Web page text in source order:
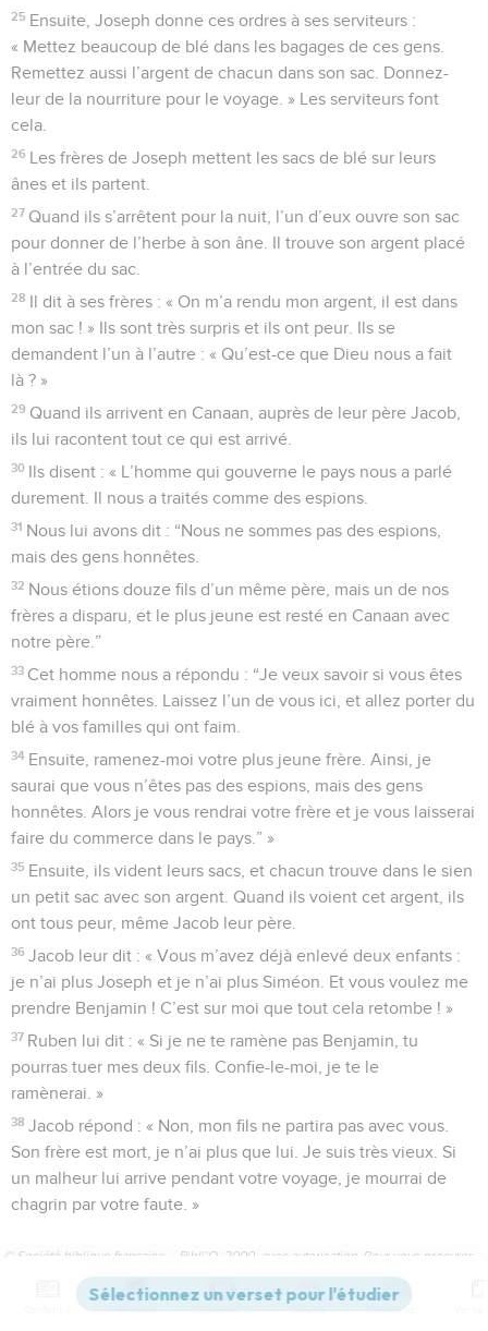
25 Ensuite, Joseph donne ces ordres à ses serviteurs :
« Mettez beaucoup de blé dans les bagages de ces gens.
Remettez aussi l’argent de chacun dans son sac. Donnez-
leur de la nourriture pour le voyage. » Les serviteurs font
cela.
26 Les frères de Joseph mettent les sacs de blé sur leurs
ânes et ils partent.
27 Quand ils s’arrêtent pour la nuit, l’un d’eux ouvre son sac
pour donner de l’herbe à son âne. Il trouve son argent placé
à l’entrée du sac.
28 Il dit à ses frères : « On m’a rendu mon argent, il est dans
mon sac ! » Ils sont très surpris et ils ont peur. Ils se
demandent l’un à l’autre : « Qu’est-ce que Dieu nous a fait
là ? »
29 Quand ils arrivent en Canaan, auprès de leur père Jacob,
ils lui racontent tout ce qui est arrivé.
30 Ils disent : « L’homme qui gouverne le pays nous a parlé
durement. Il nous a traités comme des espions.
31 Nous lui avons dit : “Nous ne sommes pas des espions,
mais des gens honnêtes.
32 Nous étions douze fils d’un même père, mais un de nos
frères a disparu, et le plus jeune est resté en Canaan avec
notre père.”
33 Cet homme nous a répondu : “Je veux savoir si vous êtes
vraiment honnêtes. Laissez l’un de vous ici, et allez porter du
blé à vos familles qui ont faim.
34 Ensuite, ramenez-moi votre plus jeune frère. Ainsi, je
saurai que vous n’êtes pas des espions, mais des gens
honnêtes. Alors je vous rendrai votre frère et je vous laisserai
faire du commerce dans le pays.” »
35 Ensuite, ils vident leurs sacs, et chacun trouve dans le sien
un petit sac avec son argent. Quand ils voient cet argent, ils
ont tous peur, même Jacob leur père.
36 Jacob leur dit : « Vous m’avez déjà enlevé deux enfants :
je n’ai plus Joseph et je n’ai plus Siméon. Et vous voulez me
prendre Benjamin ! C’est sur moi que tout cela retombe ! »
37 Ruben lui dit : « Si je ne te ramène pas Benjamin, tu
pourras tuer mes deux fils. Confie-le-moi, je te le
ramènerai. »
38 Jacob répond : « Non, mon fils ne partira pas avec vous.
Son frère est mort, je n’ai plus que lui. Je suis très vieux. Si
un malheur lui arrive pendant votre voyage, je mourrai de
chagrin par votre faute. »
© Société biblique française – Bibli’O, 2000, avec autorisation. Pour vous procurer
une Bible imprimée, rendez-vous sur www.editionsbiblio.fr
Versions Commentaires Strong